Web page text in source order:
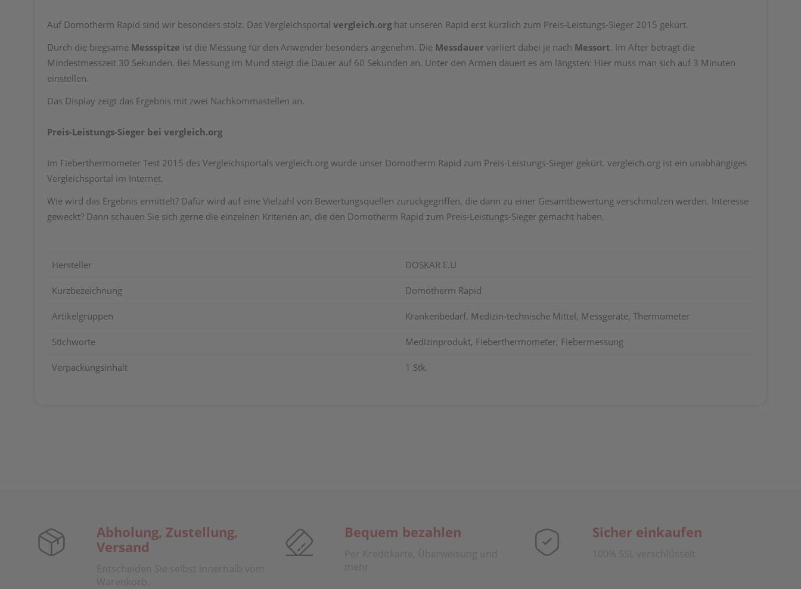
Auf Domotherm Rapid sind wir besonders stolz. Das Vergleichsportal vergleich.org hat unseren Rapid erst kürzlich zum Preis-Leistungs-Sieger 2015 gekürt.
Durch die biegsame Messspitze ist die Messung für den Anwender besonders angenehm. Die Messdauer variiert dabei je nach Messort. Im After beträgt die
Mindestmesszeit 30 Sekunden. Bei Messung im Mund steigt die Dauer auf 60 Sekunden an. Unter den Armen dauert es am längsten: Hier muss man sich auf 3 Minuten
einstellen.
Das Display zeigt das Ergebnis mit zwei Nachkommastellen an.
Preis-Leistungs-Sieger bei vergleich.org
Im Fieberthermometer Test 2015 des Vergleichsportals vergleich.org wurde unser Domotherm Rapid zum Preis-Leistungs-Sieger gekürt. vergleich.org ist ein unabhängiges
Vergleichsportal im Internet.
Wie wird das Ergebnis ermittelt? Dafür wird auf eine Vielzahl von Bewertungsquellen zurückgegriffen, die dann zu einer Gesamtbewertung verschmolzen werden. Interesse
geweckt? Dann schauen Sie sich gerne die einzelnen Kriterien an, die den Domotherm Rapid zum Preis-Leistungs-Sieger gemacht haben.
Hersteller DOSKAR E.U
Kurzbezeichnung Domotherm Rapid
Artikelgruppen Krankenbedarf, Medizin-technische Mittel, Messgeräte, Thermometer
Stichworte Medizinprodukt, Fieberthermometer, Fiebermessung
Verpackungsinhalt 1 Stk.
Abholung, Zustellung,
Versand
Entscheiden Sie selbst innerhalb vom
Warenkorb.
Bequem bezahlen
Per Kreditkarte, Überweisung und
mehr
Sicher einkaufen
100% SSL verschlüsselt